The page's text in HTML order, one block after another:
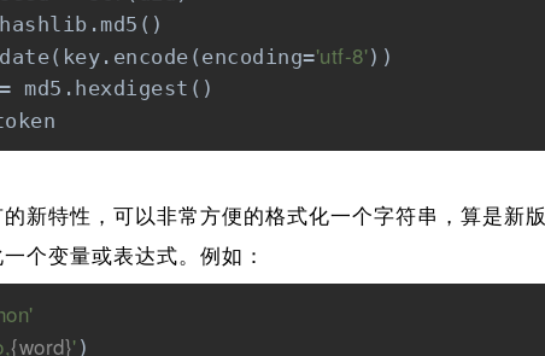
'utf-8'))
特性，可以非常方便的格式化一个字符串，算是新
个变量或表达式。例如：
{word}'